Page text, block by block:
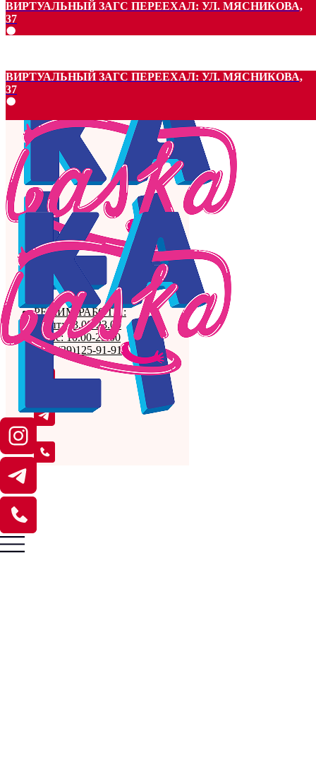
РЕЖИМ РАБОТЫ:
пн-пт: 13.00-23.00
сб, вс: 10.00-23.00
+375(29)125-91-91
ВИРТУАЛЬНЫЙ ЗАГС ПЕРЕЕХАЛ: УЛ. МЯСНИКОВА,
37
ВИРТУАЛЬНЫЙ ЗАГС ПЕРЕЕХАЛ: УЛ. МЯСНИКОВА,
37